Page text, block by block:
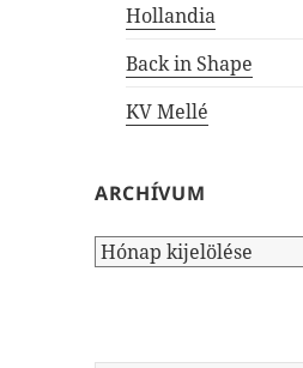
Hollandia
Back in Shape
KV Mellé
ARCHÍVUM
Archívum